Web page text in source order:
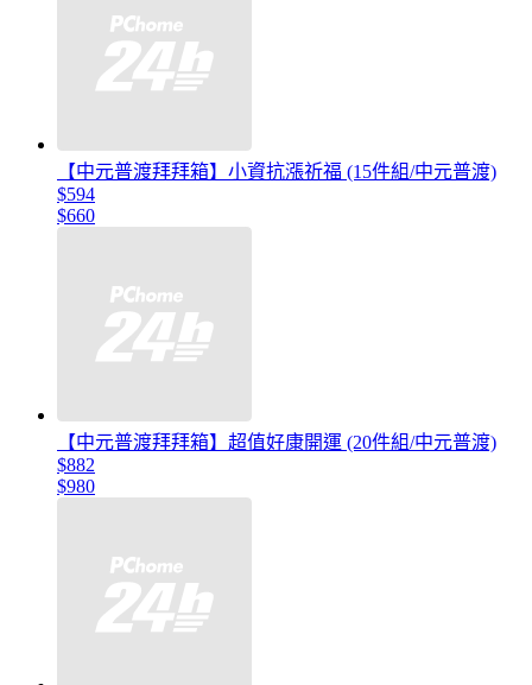
【中元普渡拜拜箱】小資抗漲祈福 (15件組/中元普渡)
$594
$660
【中元普渡拜拜箱】超值好康開運 (20件組/中元普渡)
$882
$980